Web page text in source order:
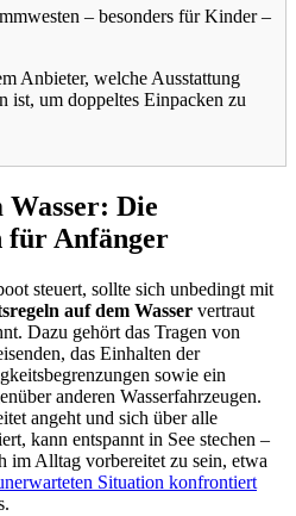
– besonders für Kinder –
Anbieter, welche Ausstattung
ist, um doppeltes Einpacken zu
Die
für Anfänger
steuert, sollte sich unbedingt mit
auf dem Wasser vertraut
Dazu gehört das Tragen von
das Einhalten der
sowie ein
anderen Wasserfahrzeugen.
angeht und sich über alle
kann entspannt in See stechen –
im Alltag vorbereitet zu sein, etwa
Situation konfrontiert